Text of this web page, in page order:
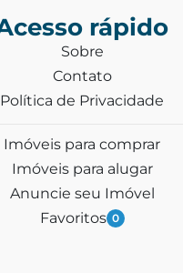
rápido
Sobre
Contato
Política de Privacidade
Imóveis para comprar
Imóveis para alugar
Anuncie seu Imóvel
Favoritos 0